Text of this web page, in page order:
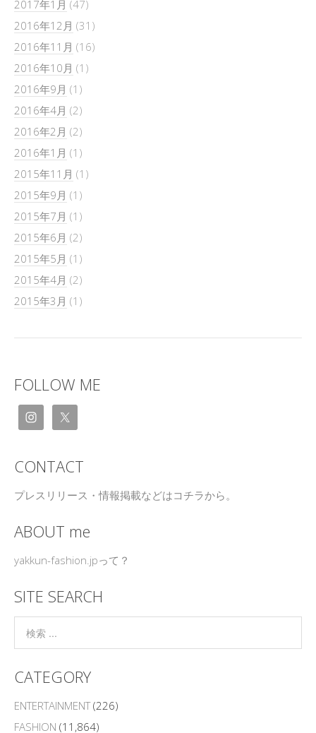
2017年1月 (47)
2016年12月 (31)
2016年11月 (16)
2016年10月 (1)
2016年9月 (1)
2016年4月 (2)
2016年2月 (2)
2016年1月 (1)
2015年11月 (1)
2015年9月 (1)
2015年7月 (1)
2015年6月 (2)
2015年5月 (1)
2015年4月 (2)
2015年3月 (1)
FOLLOW ME
CONTACT
プレスリリース・情報掲載などはコチラから。
ABOUT me
yakkun-fashion.jpって？
SITE SEARCH
CATEGORY
ENTERTAINMENT(226)
FASHION (11,864)